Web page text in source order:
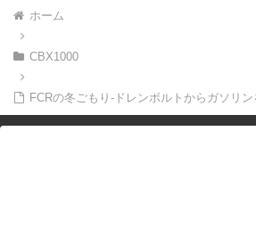
ホーム
CBX1000
FCRの冬ごもり-ドレンボルトからガソリン